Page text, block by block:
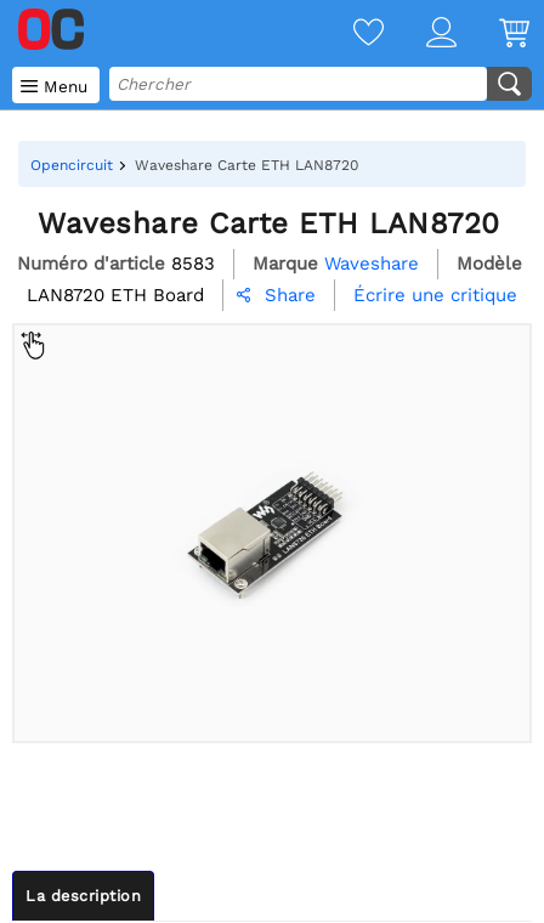
 Menu
Opencircuit Waveshare Carte ETH LAN8720
Waveshare Carte ETH LAN8720
Numéro d'article 8583 Marque Waveshare
Modèle
LAN8720 ETH Board
 Share Écrire une critique
La description